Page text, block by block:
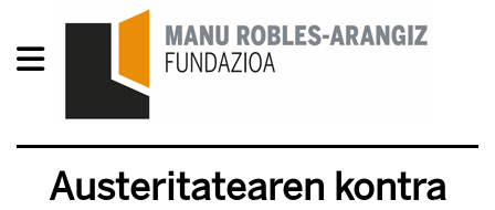
Austeritatearen kontra